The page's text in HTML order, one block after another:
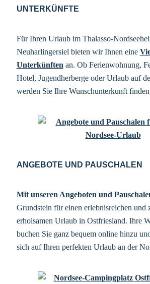
UNTERKÜNFTE
Für Ihren Urlaub im Thalasso-
Neuharlingersiel bieten wir Ihnen eine
Unterkünften an. Ob Ferienwohnung,
Hotel, Jugendherberge oder Urlaub auf
werden Sie Ihre Wunschunterkunft
ANGEBOTE UND PAUSCHALEN
Mit unseren Angeboten und
Grundstein für einen erlebnisreichen und
erholsamen Urlaub in Ostfriesland. Ihre
buchen Sie ganz bequem online hinzu
sich auf Ihren perfekten Urlaub an der